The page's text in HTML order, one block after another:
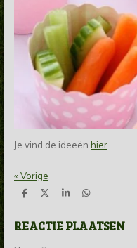
Je vind de ideeën hier.
«Vorige
D
e
n
D
l
S
r
e
D
e
n
REACTIE PLAATSEN